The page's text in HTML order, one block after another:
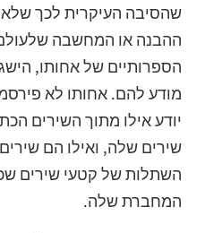
שהסיבה העיקרית לכך שלא
ההבנה או המחשבה שלעולם
הספרותיים של אחותו,
מודע להם. אחותו לא
יודע אילו מתוך השירים
שירים שלה, ואילו הם
השתלות של קטעי שירים
המחברת שלה.